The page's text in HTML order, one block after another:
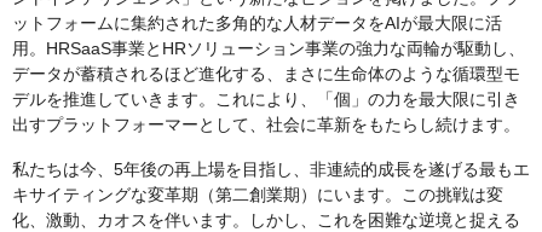
ットフォームに集約された多角的な人材データをAIが最大限に活
用。HRSaaS事業とHRソリューション事業の強力な両輪が駆動し、
データが蓄積されるほど進化する、まさに生命体のような循環型モ
デルを推進していきます。これにより、「個」の力を最大限に引き
出すプラットフォーマーとして、社会に革新をもたらし続けます。
私たちは今、5年後の再上場を目指し、非連続的成長を遂げる最もエ
キサイティングな変革期（第二創業期）にいます。この挑戦は変
化、激動、カオスを伴います。しかし、これを困難な逆境と捉える